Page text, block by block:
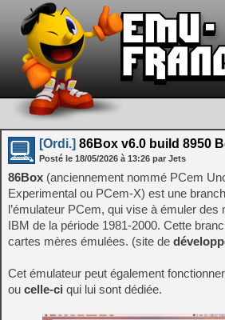
[Ordi.] 86Box v6.0 build 8950
Posté le 18/05/2026 à 13:26 par Jets
86Box (anciennement nommé PCem
Experimental ou PCem-X) est une
l’émulateur PCem, qui vise à émuler
IBM de la période 1981-2000. Cette
cartes mères émulées. (site de
Cet émulateur peut également
ou celle-ci qui lui sont dédiée.